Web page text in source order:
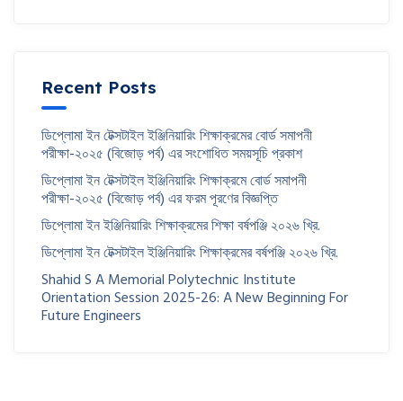
Recent Posts
ডিপ্লোমা ইন টেক্সটাইল ইঞ্জিনিয়ারিং শিক্ষাক্রমের বোর্ড সমাপনী
পরীক্ষা-২০২৫ (বিজোড় পর্ব) এর সংশোধিত সময়সূচি প্রকাশ
ডিপ্লোমা ইন টেক্সটাইল ইঞ্জিনিয়ারিং শিক্ষাক্রমে বোর্ড সমাপনী
পরীক্ষা-২০২৫ (বিজোড় পর্ব) এর ফরম পূরণের বিজ্ঞপ্তি
ডিপ্লোমা ইন ইঞ্জিনিয়ারিং শিক্ষাক্রমের শিক্ষা বর্ষপঞ্জি ২০২৬ খ্রি.
ডিপ্লোমা ইন টেক্সটাইল ইঞ্জিনিয়ারিং শিক্ষাক্রমের বর্ষপঞ্জি ২০২৬ খ্রি.
Shahid S A Memorial Polytechnic Institute
Orientation Session 2025-26: A New Beginning For
Future Engineers